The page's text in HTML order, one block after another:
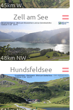
45km W
Zell am See
48km NW
Hundsfeldsee